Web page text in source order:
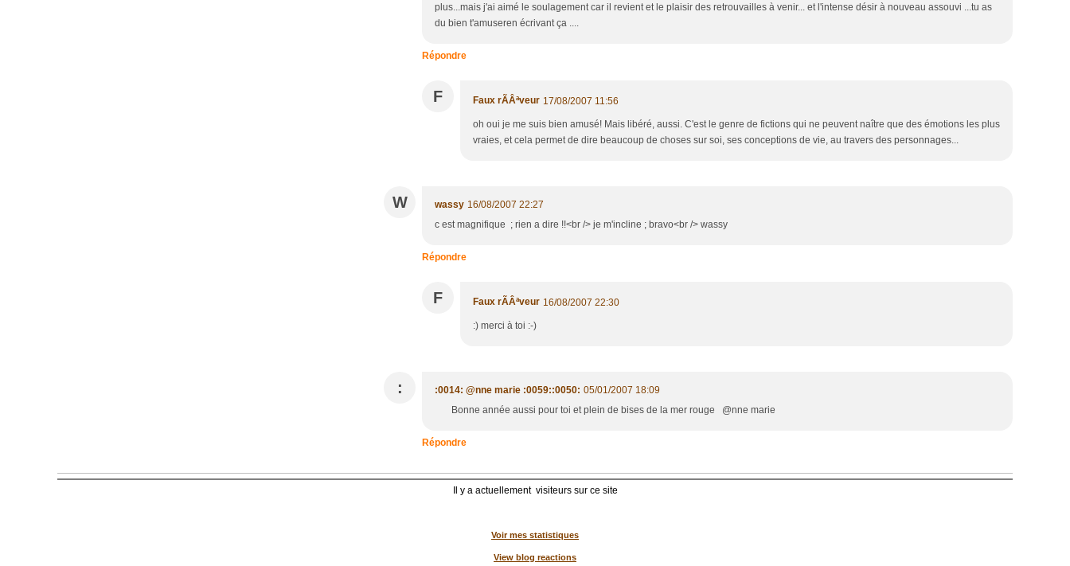
plus...mais j'ai aimé le soulagement car il revient et le plaisir des retrouvailles à venir... et l'intense désir à nouveau assouvi ...tu as
du bien t'amuseren écrivant ça ....
Répondre
F Faux rÃÂªveur 17/08/2007 11:56
oh oui je me suis bien amusé! Mais libéré, aussi. C'est le genre de fictions qui ne peuvent naître que des émotions les plus
vraies, et cela permet de dire beaucoup de choses sur soi, ses conceptions de vie, au travers des personnages...
W wassy 16/08/2007 22:27
c est magnifique ; rien a dire !!<br /> je m'incline ; bravo<br /> wassy
Répondre
F Faux rÃÂªveur 16/08/2007 22:30
:) merci à toi :-)
: :0014: @nne marie :0059::0050: 05/01/2007 18:09
Bonne année aussi pour toi et plein de bises de la mer rouge @nne marie
Répondre
Il y a actuellement visiteurs sur ce site
Voir mes statistiques
View blog reactions